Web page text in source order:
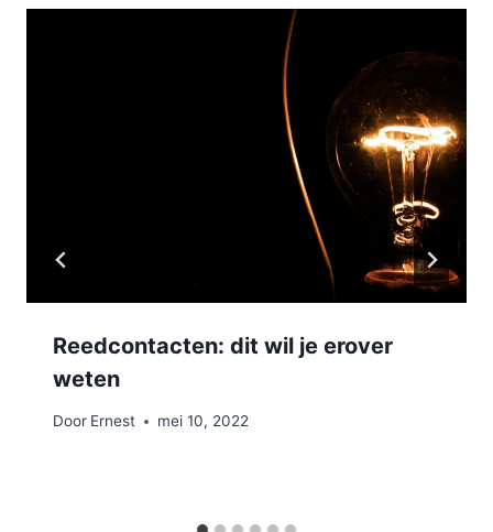
Reedcontacten: dit wil je erover
weten
Door Ernest mei 10, 2022